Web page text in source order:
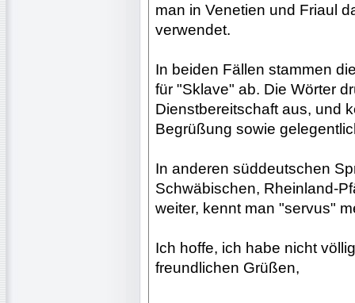
man in Venetien und Friaul
verwendet.
In beiden Fällen stammen
für "Sklave" ab. Die Wörter
Dienstbereitschaft aus, und
Begrüßung sowie
In anderen süddeutschen
Schwäbischen, Rheinland-
weiter, kennt man "servus"
Ich hoffe, ich habe nicht
freundlichen Grüßen,